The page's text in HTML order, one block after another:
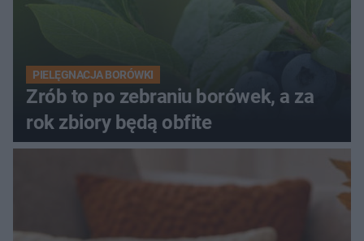
PIELĘGNACJA BORÓWKI
Zrób to po zebraniu borówek, a za
rok zbiory będą obfite